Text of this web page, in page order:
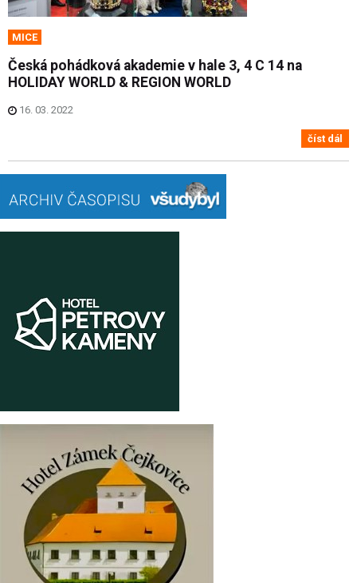
MICE
Česká pohádková akademie v hale 3, 4 C 14 na
HOLIDAY WORLD & REGION WORLD
16. 03. 2022
číst dál